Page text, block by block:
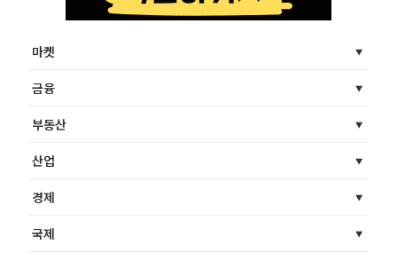
마켓
금융
부동산
산업
경제
국제